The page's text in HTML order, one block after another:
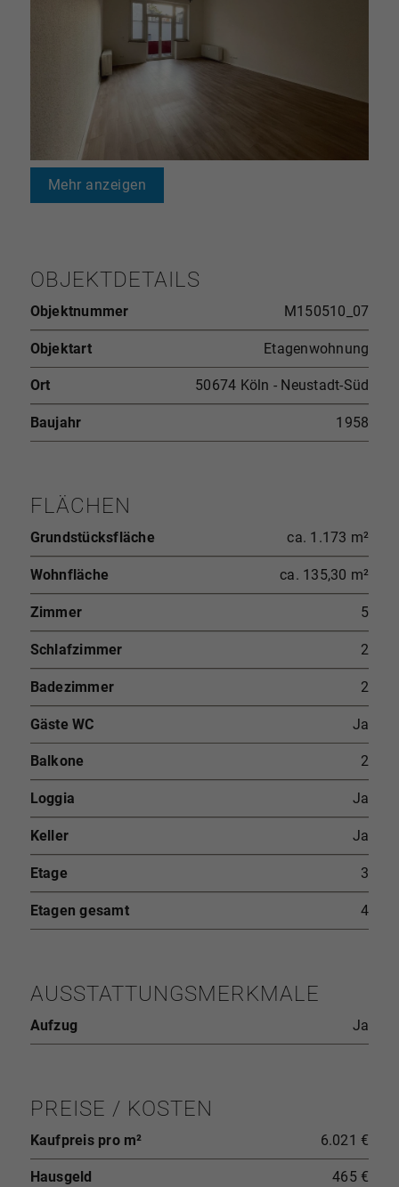
Mehr anzeigen
OBJEKTDETAILS
Objektnummer M150510_07
Objektart Etagenwohnung
Ort 50674 Köln - Neustadt-Süd
Baujahr 1958
FLÄCHEN
Grundstücksfläche ca. 1.173 m²
Wohnfläche ca. 135,30 m²
Zimmer 5
Schlafzimmer 2
Badezimmer 2
Gäste WC Ja
Balkone 2
Loggia Ja
Keller Ja
Etage 3
Etagen gesamt 4
AUSSTATTUNGSMERKMALE
Aufzug Ja
PREISE / KOSTEN
Kaufpreis pro m² 6.021 €
Hausgeld 465 €